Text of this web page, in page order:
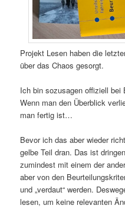
Projekt Lesen haben die
über das Chaos gesorgt.
Ich bin sozusagen offiziell
Wenn man den Überblick
man fertig ist…
Bevor ich das aber wieder
gelbe Teil dran. Das ist
zumindest mit einem der
aber von den
und „verdaut“ werden.
lesen, um keine relevanten